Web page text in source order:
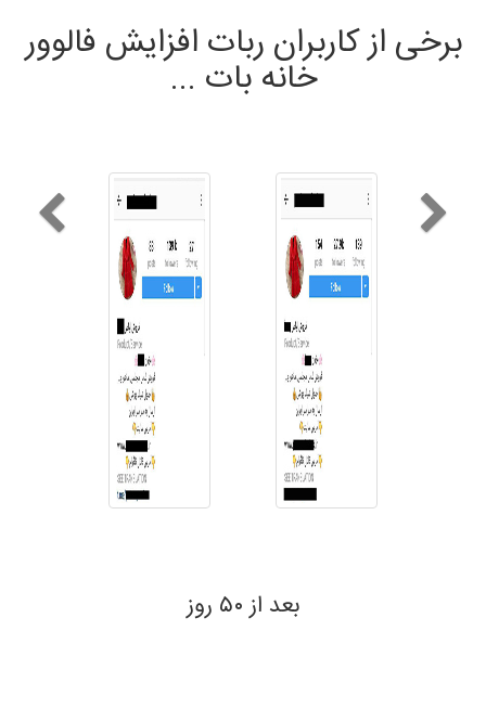
برخی از کاربران ربات افزایش فالوور
خانه بات ...
بعد از ۵۰ روز